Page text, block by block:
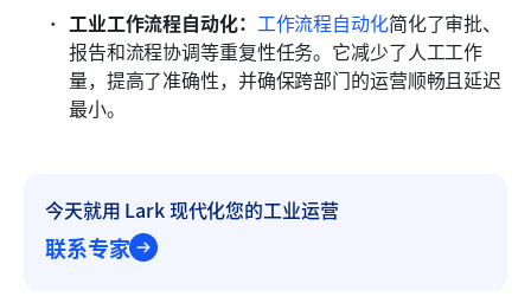
工业工作流程自动化： 工作流程自动化简化了审批、
报告和流程协调等重复性任务。它减少了人工工作
量，提高了准确性，并确保跨部门的运营顺畅且延迟
最小。
今天就用 Lark 现代化您的工业运营
联系专家